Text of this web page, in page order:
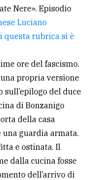
Nere». Episodio
Luciano
questa rubrica si è
ore del fascismo.
propria versione
del duce
di Bonzanigo
della casa
guardia armata.
e ostinata. Il
dalla cucina fosse
dell’arrivo di